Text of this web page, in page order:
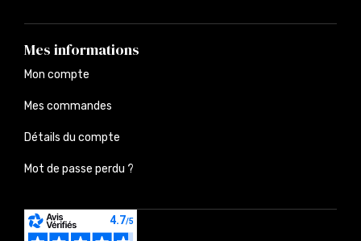
Mes informations
Mon compte
Mes commandes
Détails du compte
Mot de passe perdu ?